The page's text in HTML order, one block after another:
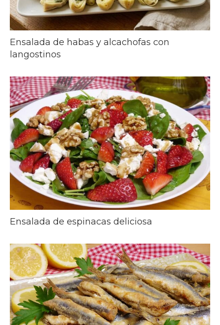
Ensalada de habas y alcachofas con
langostinos
Ensalada de espinacas deliciosa